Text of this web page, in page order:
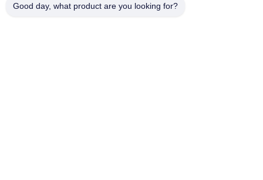
住所
Good day, what product are you looking for?